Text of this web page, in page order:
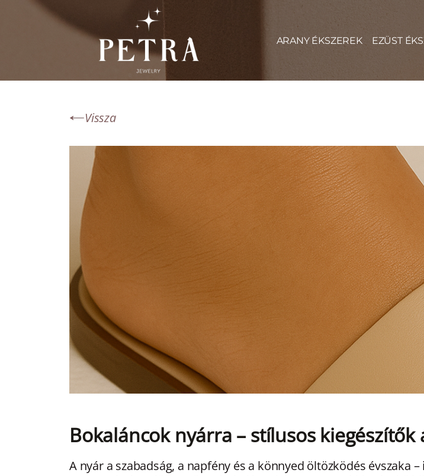
ARANY ÉKSZEREK EZÜST
Vissza
Bokaláncok nyárra – stílusos kiegészítők
A nyár a szabadság, a napfény és a könnyed öltözködés évszaka